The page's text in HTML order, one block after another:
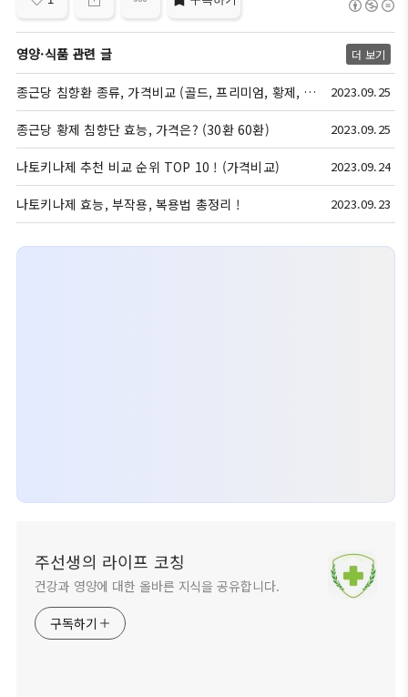
영양·식품 관련 글 더 보기
종근당 침향환 종류, 가격비교 (골드, 프리미엄, 황제, 활력) 2023.09.25
종근당 황제 침향단 효능, 가격은? (30환 60환) 2023.09.25
나토키나제 추천 비교 순위 TOP 10 ! (가격비교) 2023.09.24
나토키나제 효능, 부작용, 복용법 총정리 ! 2023.09.23
주선생의 라이프 코칭
건강과 영양에 대한 올바른 지식을 공유합니다.
구독하기